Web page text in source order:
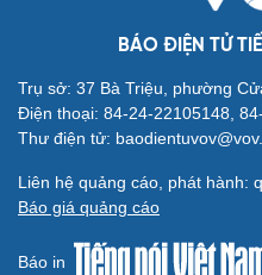
Du lịch
Tư vấn
Săn Tour
check-in
BÁO ĐIỆN TỬ
Trụ sở: 37 Bà Triệu, phường
Điện thoại: 84-24-22105148,
Thư điện tử:
Liên hệ quảng cáo, phát hành:
Báo giá quảng cáo
Báo in